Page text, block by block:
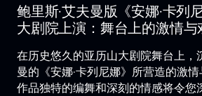
鲍里斯·艾夫曼版《安娜·卡列
大剧院上演：舞台上的激情与
在历史悠久的亚历山大剧院舞台上，
曼的《安娜·卡列尼娜》所营造的激
作品独特的编舞和深刻的情感将令您